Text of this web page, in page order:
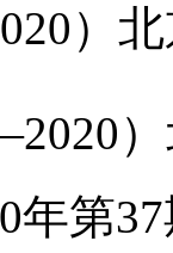
）
年第